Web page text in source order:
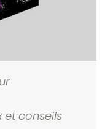
et conseils